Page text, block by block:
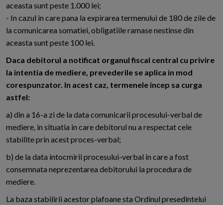
aceasta sunt peste 1.000 lei;
- In cazul in care pana la expirarea termenului de 180 de zile de
la comunicarea somatiei, obligatiile ramase nestinse din
aceasta sunt peste 100 lei.
Daca debitorul a notificat organul fiscal central cu privire
la intentia de mediere, prevederile se aplica in mod
corespunzator. In acest caz, termenele incep sa curga
astfel:
a) din a 16-a zi de la data comunicarii procesului-verbal de
mediere, in situatia in care debitorul nu a respectat cele
stabilite prin acest proces-verbal;
b) de la data intocmirii procesului-verbal in care a fost
consemnata neprezentarea debitorului la procedura de
mediere.
La baza stabilirii acestor plafoane sta Ordinul presedintelui